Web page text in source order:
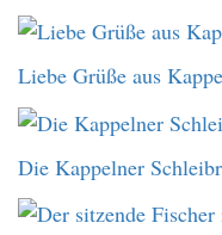
Liebe Grüße aus
Die Kappelner